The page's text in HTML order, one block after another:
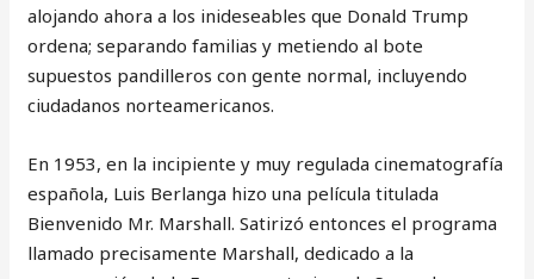
alojando ahora a los inideseables que Donald Trump
ordena; separando familias y metiendo al bote
supuestos pandilleros con gente normal, incluyendo
ciudadanos norteamericanos.
En 1953, en la incipiente y muy regulada cinematografía
española, Luis Berlanga hizo una película titulada
Bienvenido Mr. Marshall. Satirizó entonces el programa
llamado precisamente Marshall, dedicado a la